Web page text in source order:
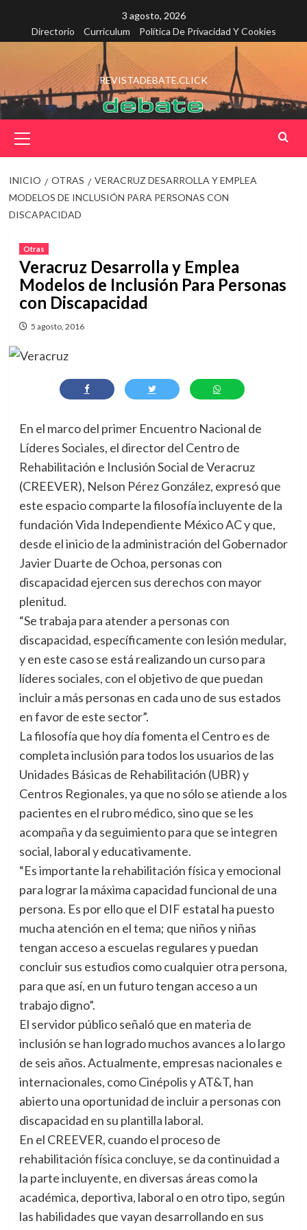
contenido
3 agosto, 2026
Directorio
Curriculum Política De Privacidad Y Cookies
REVISTADEBATE.CLICK
principal
INICIO OTRAS
VERACRUZ DESARROLLA Y EMPLEA
MODELOS DE INCLUSIÓN PARA PERSONAS CON
DISCAPACIDAD
Otras
Veracruz Desarrolla y Emplea
Modelos de Inclusión Para Personas
con Discapacidad
5 agosto, 2016
En el marco del primer Encuentro Nacional de
Líderes Sociales, el director del Centro de
Rehabilitación e Inclusión Social de Veracruz
(CREEVER), Nelson Pérez González, expresó que
este espacio comparte la filosofía incluyente de la
fundación Vida Independiente México AC y que,
desde el inicio de la administración del Gobernador
Javier Duarte de Ochoa, personas con
discapacidad ejercen sus derechos con mayor
plenitud.
“Se trabaja para atender a personas con
discapacidad, específicamente con lesión medular,
y en este caso se está realizando un curso para
líderes sociales, con el objetivo de que puedan
incluir a más personas en cada uno de sus estados
en favor de este sector”.
La filosofía que hoy día fomenta el Centro es de
completa inclusión para todos los usuarios de las
Unidades Básicas de Rehabilitación (UBR) y
Centros Regionales, ya que no sólo se atiende a los
pacientes en el rubro médico, sino que se les
acompaña y da seguimiento para que se integren
social, laboral y educativamente.
“Es importante la rehabilitación física y emocional
para lograr la máxima capacidad funcional de una
persona. Es por ello que el DIF estatal ha puesto
mucha atención en el tema; que niños y niñas
tengan acceso a escuelas regulares y puedan
concluir sus estudios como cualquier otra persona,
para que así, en un futuro tengan acceso a un
trabajo digno”.
El servidor público señaló que en materia de
inclusión se han logrado muchos avances a lo largo
de seis años. Actualmente, empresas nacionales e
internacionales, como Cinépolis y AT&T, han
abierto una oportunidad de incluir a personas con
discapacidad en su plantilla laboral.
En el CREEVER, cuando el proceso de
rehabilitación física concluye, se da continuidad a
la parte incluyente, en diversas áreas como la
académica, deportiva, laboral o en otro tipo, según
las habilidades que vayan desarrollando en sus